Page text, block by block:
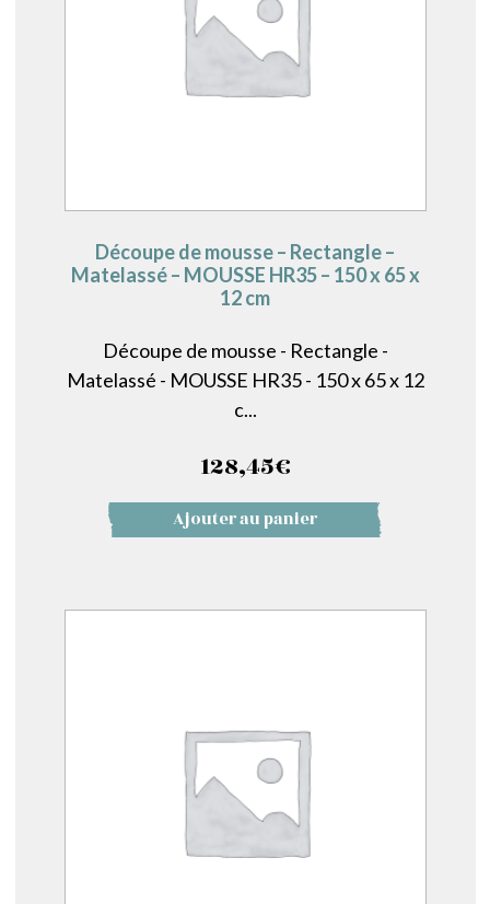
Découpe de mousse – Rectangle –
Matelassé – MOUSSE HR35 – 150 x 65 x
12 cm
Découpe de mousse - Rectangle -
Matelassé - MOUSSE HR35 - 150 x 65 x 12
c...
128,45€
Ajouter au panier